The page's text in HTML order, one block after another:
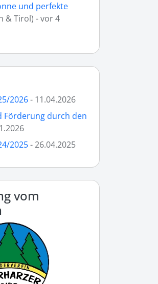
und perfekte
& Tirol) - vor 4
2026- 11.04.2026
Förderung durch den
2025- 26.04.2025
vom